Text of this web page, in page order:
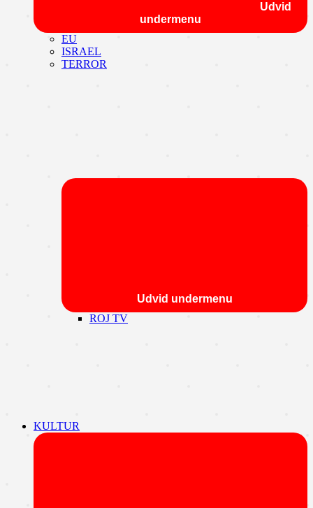
Udvid
undermenu
EU
ISRAEL
TERROR
Udvid undermenu
ROJ TV
KULTUR